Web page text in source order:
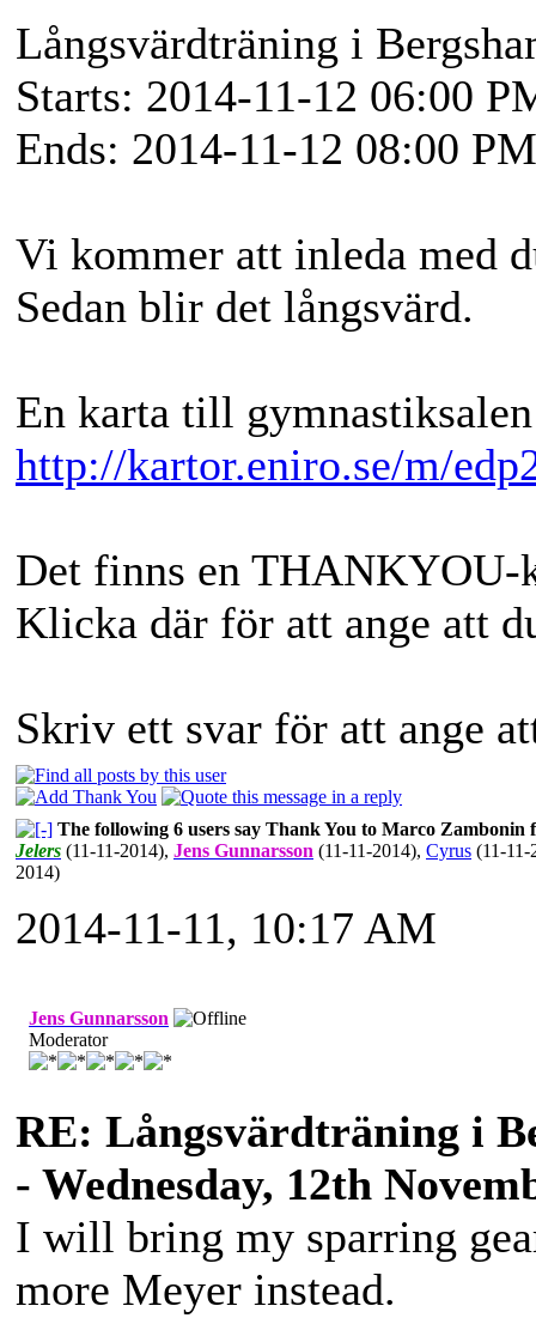
Långsvärdträning i
Starts: 2014-11-12 06:00
Ends: 2014-11-12 08:00 PM
Vi kommer att inleda med
Sedan blir det långsvärd.
En karta till
http://kartor.eniro.se/m/
Det finns en THANKYOU-
Klicka där för att ange att
Skriv ett svar för att ange
The following 6 users say Thank You to Marco Zambonin
Jelers (11-11-2014), Jens Gunnarsson (11-11-2014), Cyrus (11-11-
2014)
2014-11-11, 10:17 AM
Jens Gunnarsson
Moderator
RE: Långsvärdträning i
- Wednesday, 12th
I will bring my sparring
more Meyer instead.